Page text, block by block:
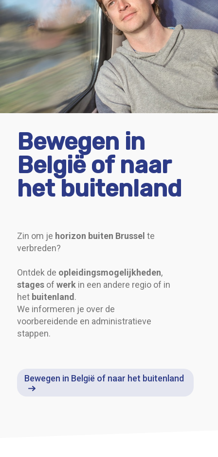
Bewegen in
België of naar
het buitenland
Zin om je horizon buiten Brussel te
verbreden?
Ontdek de opleidingsmogelijkheden,
stages of werk in een andere regio of in
het buitenland.
We informeren je over de
voorbereidende en administratieve
stappen.
Bewegen in België of naar het buitenland